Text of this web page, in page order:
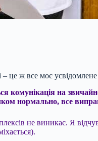
– це ж все моє
комунікація на
нормально, все
не виникає. Я